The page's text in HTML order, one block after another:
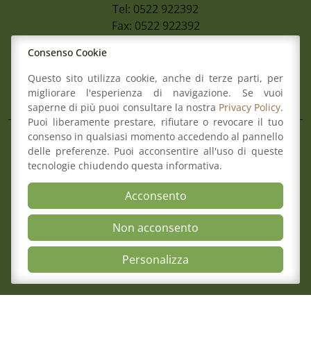
Open
Tel: 0522 922392
Fax: 0522 922392
Mail:info@ordineforense.re.it
Pec:ord.reggioemilia@cert.legalmail.it
L’Ordine
Composizione del Consiglio
Commissioni
Osservatori
Richiesta pareri di congruità
Verbali del Consiglio
Aree
Consenso Cookie
Questo sito utilizza cookie, anche di terze parti, per
migliorare l'esperienza di navigazione. Se vuoi
saperne di più puoi consultare la nostra Privacy Policy.
Puoi liberamente prestare, rifiutare o revocare il tuo
consenso in qualsiasi momento accedendo al pannello
delle preferenze. Puoi acconsentire all'uso di queste
tecnologie chiudendo questa informativa.
Acconsento
Non acconsento
Personalizza